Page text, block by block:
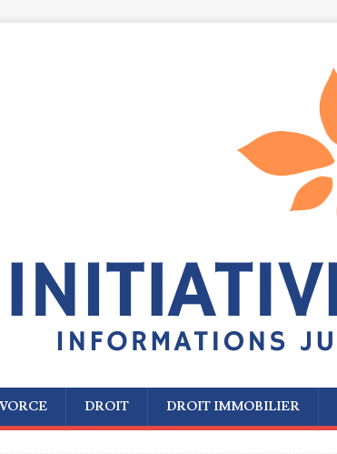
DROIT DROIT IMMOBILIER